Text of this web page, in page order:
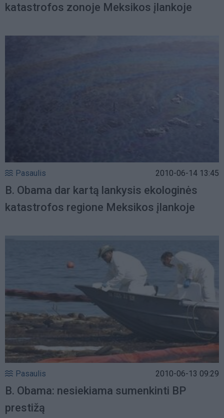
katastrofos zonoje Meksikos įlankoje
Pasaulis 2010-06-14 13:45
B. Obama dar kartą lankysis ekologinės
katastrofos regione Meksikos įlankoje
Pasaulis 2010-06-13 09:29
B. Obama: nesiekiama sumenkinti BP
prestižą